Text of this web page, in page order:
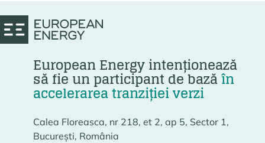
European Energy intenționează
să fie un participant de bazăîn
accelerarea tranziției verzi
Calea Floreasca, nr 218, et 2, ap 5, Sector 1,
București, România